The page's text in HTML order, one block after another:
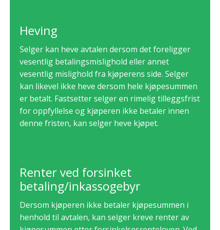
Heving
Selger kan heve avtalen dersom det foreligger
vesentlig betalingsmislighold eller annet
vesentlig mislighold fra kjøperens side. Selger
kan likevel ikke heve dersom hele kjøpesummen
er betalt. Fastsetter selger en rimelig tilleggsfrist
for oppfyllelse og kjøperen ikke betaler innen
denne fristen, kan selger heve kjøpet.
Renter ved forsinket
betaling/inkassogebyr
Dersom kjøperen ikke betaler kjøpesummen i
henhold til avtalen, kan selger kreve renter av